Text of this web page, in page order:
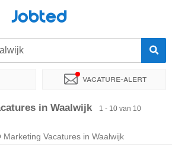
Jobted
Vacature-alert
locatie Bedrijf Soort dienstverband
in Waalwijk 1 - 10 van 10
Vacatures in Waalwijk